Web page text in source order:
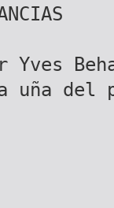
Yves
uña del